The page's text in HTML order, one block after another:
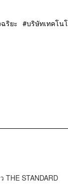
ริยะ บริษัทเทคโน
STANDARD